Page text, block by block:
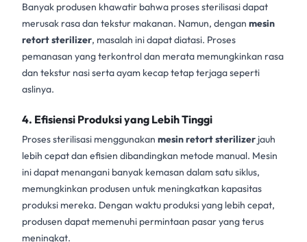
Banyak produsen khawatir bahwa proses sterilisasi dapat
merusak rasa dan tekstur makanan. Namun, dengan mesin
retort sterilizer, masalah ini dapat diatasi. Proses
pemanasan yang terkontrol dan merata memungkinkan rasa
dan tekstur nasi serta ayam kecap tetap terjaga seperti
aslinya.
4. Efisiensi Produksi yang Lebih Tinggi
Proses sterilisasi menggunakan mesin retort sterilizer jauh
lebih cepat dan efisien dibandingkan metode manual. Mesin
ini dapat menangani banyak kemasan dalam satu siklus,
memungkinkan produsen untuk meningkatkan kapasitas
produksi mereka. Dengan waktu produksi yang lebih cepat,
produsen dapat memenuhi permintaan pasar yang terus
meningkat.